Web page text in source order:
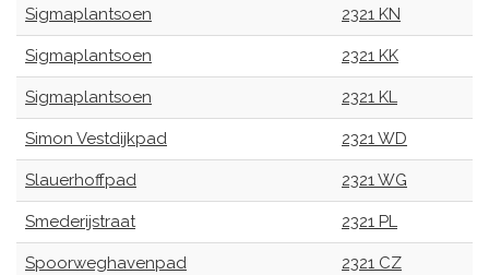
Sigmaplantsoen 2321 KN
Sigmaplantsoen 2321 KK
Sigmaplantsoen 2321 KL
Simon Vestdijkpad 2321 WD
Slauerhoffpad 2321 WG
Smederijstraat 2321 PL
Spoorweghavenpad 2321 CZ